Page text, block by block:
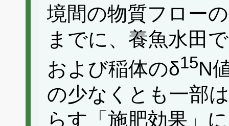
境間の物質フロー
までに、養魚水田
および稲体のδ15N
の少なくとも一部
らす「施肥効果」